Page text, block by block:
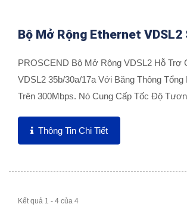
Bộ Mở Rộng Ethernet VDSL2
PROSCEND Bộ Mở Rộng VDSL2 Hỗ Trợ
VDSL2 35b/30a/17a Với Băng Thông
Trên 300Mbps. Nó Cung Cấp Tốc Độ
Thông Tin Chi Tiết
Kết quả 1 - 4 của 4